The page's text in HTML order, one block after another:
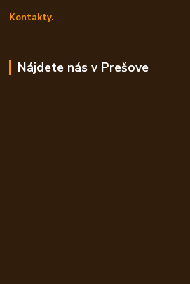
Kontakty.
Nájdete nás v Prešove